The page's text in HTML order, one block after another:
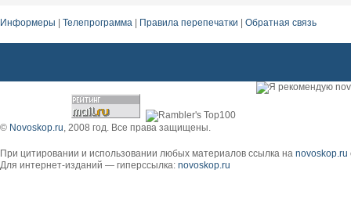
Информеры Телепрограмма Правила перепечатки Обратная связь
© Novoskop.ru, 2008 год. Все права защищены.
При цитировании и использовании любых материалов ссылка на novoskop.ru
Для интернет-изданий — гиперссылка: novoskop.ru